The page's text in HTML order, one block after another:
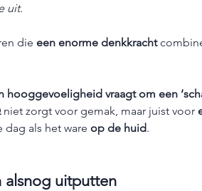
uit.
die een enorme denkkracht
vraagt om een
niet zorgt voor gemak, maar juist voor
dag als het ware op de huid.
alsnog uitputten